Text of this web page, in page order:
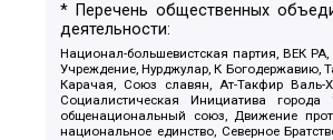
* Перечень общественных
деятельности:
Национал-большевистская партия, ВЕК
Учреждение, Нурджулар, К Богодержавию,
Карачая, Союз славян, Ат-Такфир Валь-
Социалистическая Инициатива города
общенациональный союз, Движение
национальное единство, Северное